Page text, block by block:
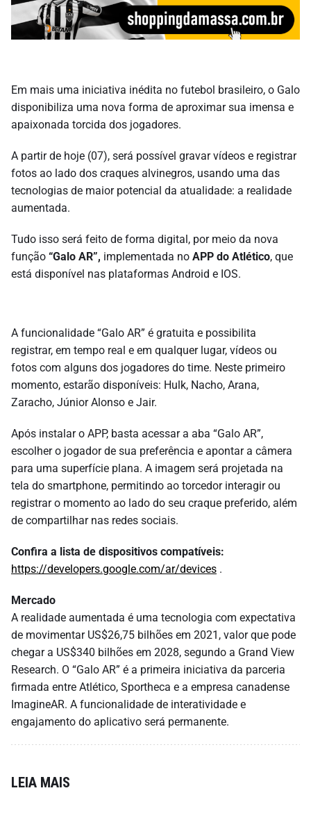
Em mais uma iniciativa inédita no futebol brasileiro, o Galo
disponibiliza uma nova forma de aproximar sua imensa e
apaixonada torcida dos jogadores.
A partir de hoje (07), será possível gravar vídeos e registrar
fotos ao lado dos craques alvinegros, usando uma das
tecnologias de maior potencial da atualidade: a realidade
aumentada.
Tudo isso será feito de forma digital, por meio da nova
função “Galo AR”, implementada no APP do Atlético, que
está disponível nas plataformas Android e IOS.
A funcionalidade “Galo AR” é gratuita e possibilita
registrar, em tempo real e em qualquer lugar, vídeos ou
fotos com alguns dos jogadores do time. Neste primeiro
momento, estarão disponíveis: Hulk, Nacho, Arana,
Zaracho, Júnior Alonso e Jair.
Após instalar o APP, basta acessar a aba “Galo AR”,
escolher o jogador de sua preferência e apontar a câmera
para uma superfície plana. A imagem será projetada na
tela do smartphone, permitindo ao torcedor interagir ou
registrar o momento ao lado do seu craque preferido, além
de compartilhar nas redes sociais.
Confira a lista de dispositivos compatíveis:
https://developers.google.com/ar/devices .
Mercado
A realidade aumentada é uma tecnologia com expectativa
de movimentar US$26,75 bilhões em 2021, valor que pode
chegar a US$340 bilhões em 2028, segundo a Grand View
Research. O “Galo AR” é a primeira iniciativa da parceria
firmada entre Atlético, Sportheca e a empresa canadense
ImagineAR. A funcionalidade de interatividade e
engajamento do aplicativo será permanente.
LEIA MAIS